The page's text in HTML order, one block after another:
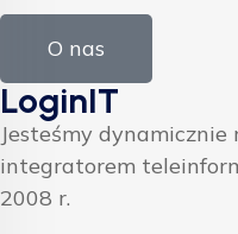
O nas
LoginIT
Jesteśmy dynamicznie
integratorem
2008 r.